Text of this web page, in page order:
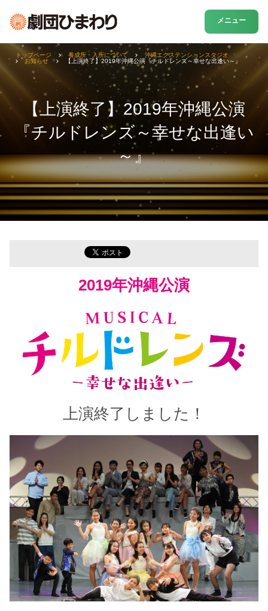
メニュー
【上演終了】2019年沖縄公演
『チルドレンズ～幸せな出逢い
～』
トップページ 養成所・入所について
沖縄エクステンションスタジオ
お知らせ
【上演終了】2019年沖縄公演『チルドレンズ～幸せな出逢い～』
2019年沖縄公演
上演終了しました！